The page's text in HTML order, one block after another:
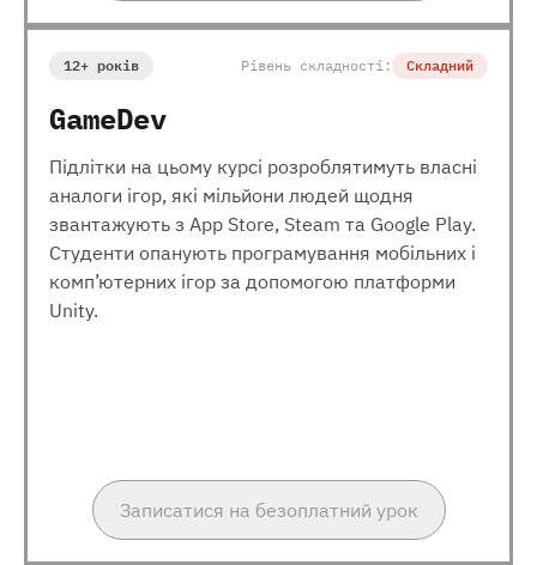
12+ років Рівень складності: Складний
GameDev
Підлітки на цьому курсі розроблятимуть власні
аналоги ігор, які мільйони людей щодня
звантажують з App Store, Steam та Google Play.
Студенти опанують програмування мобільних і
комп’ютерних ігор за допомогою платформи
Unity.
Записатися на безоплатний урок